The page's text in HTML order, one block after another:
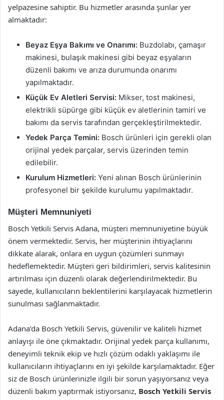
yelpazesine sahiptir. Bu hizmetler arasında şunlar yer
almaktadır:
Beyaz Eşya Bakımı ve Onarımı: Buzdolabı, çamaşır
makinesi, bulaşık makinesi gibi beyaz eşyaların
düzenli bakımı ve arıza durumunda onarımı
yapılmaktadır.
Küçük Ev Aletleri Servisi: Mikser, tost makinesi,
elektrikli süpürge gibi küçük ev aletlerinin tamiri ve
bakımı da servis tarafından gerçekleştirilmektedir.
Yedek Parça Temini: Bosch ürünleri için gerekli olan
orijinal yedek parçalar, servis üzerinden temin
edilebilir.
Kurulum Hizmetleri: Yeni alınan Bosch ürünlerinin
profesyonel bir şekilde kurulumu yapılmaktadır.
Müşteri Memnuniyeti
Bosch Yetkili Servis Adana, müşteri memnuniyetine büyük
önem vermektedir. Servis, her müşterinin ihtiyaçlarını
dikkate alarak, onlara en uygun çözümleri sunmayı
hedeflemektedir. Müşteri geri bildirimleri, servis kalitesinin
artırılması için düzenli olarak değerlendirilmektedir. Bu
sayede, kullanıcıların beklentilerini karşılayacak hizmetlerin
sunulması sağlanmaktadır.
Adana’da Bosch Yetkili Servis, güvenilir ve kaliteli hizmet
anlayışı ile öne çıkmaktadır. Orijinal yedek parça kullanımı,
deneyimli teknik ekip ve hızlı çözüm odaklı yaklaşımı ile
kullanıcıların ihtiyaçlarını en iyi şekilde karşılamaktadır. Eğer
siz de Bosch ürünlerinizle ilgili bir sorun yaşıyorsanız veya
düzenli bakım yaptırmak istiyorsanız, Bosch Yetkili Servis